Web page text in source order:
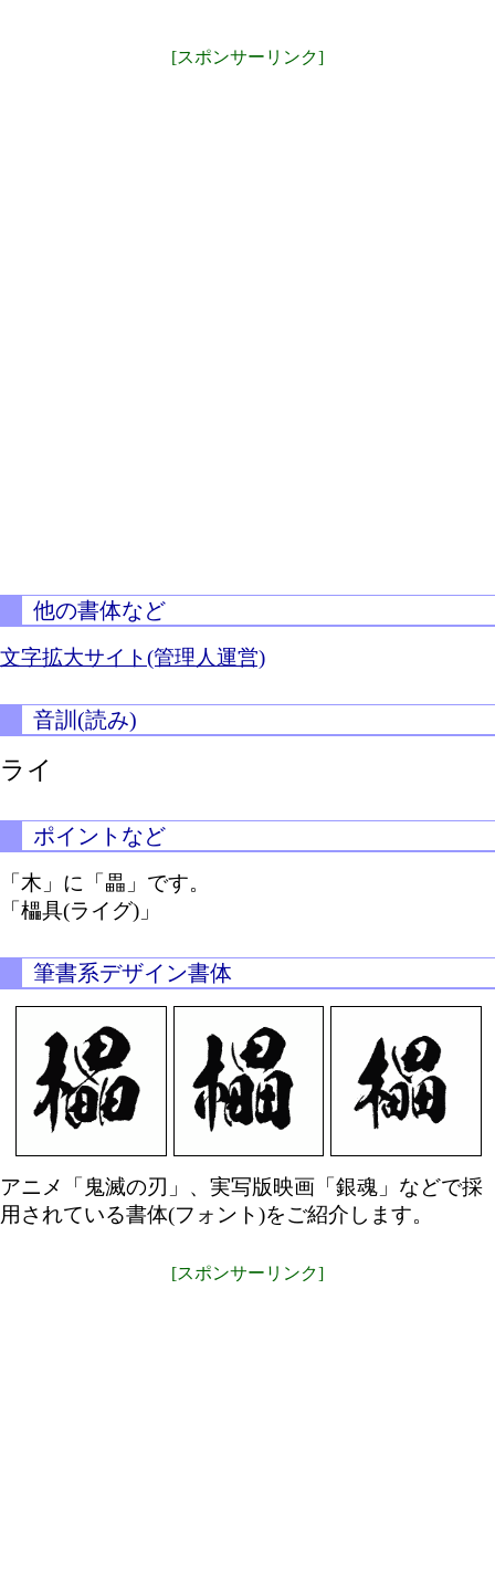
[スポンサーリンク]
他の書体など
文字拡大サイト(管理人運営)
音訓(読み)
ライ
ポイントなど
「木」に「畾」です。
「櫑具(ライグ)」
筆書系デザイン書体
アニメ「鬼滅の刃」、実写版映画「銀魂」などで採
用されている書体(フォント)をご紹介します。
[スポンサーリンク]